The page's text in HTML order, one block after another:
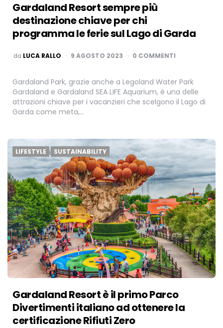
Gardaland Resort sempre più
destinazione chiave per chi
programma le ferie sul Lago di Garda
PUBBLICATO
da LUCA RALLO 9 AGOSTO 2023 0 COMMENTI
Gardaland Park, grazie anche a Legoland Water Park
Gardaland e Gardaland SEA LIFE Aquarium, è una delle
attrazioni chiave per i vacanzieri che scelgono il Lago di
Garda come meta,…
LIFESTYLE SUSTAINABILITY
Gardaland Resort è il primo Parco
Divertimenti italiano ad ottenere la
certificazione Rifiuti Zero